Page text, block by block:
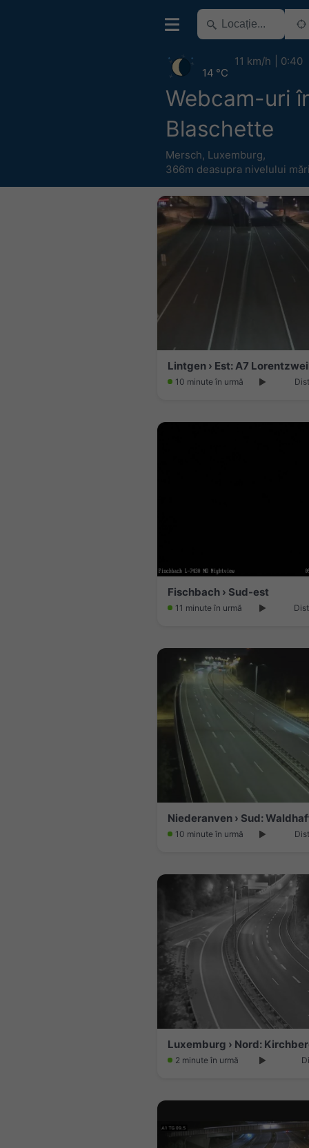
Webcam-uri
Blaschette
Mersch, Luxemburg,
366m deasupra nivelului
14 °C
11 km/h 0:40
Lintgen › Est: A7
10 minute în urmă
Fischbach › Sud-est
11 minute în urmă
10 minute în urmă
2 minute în urmă